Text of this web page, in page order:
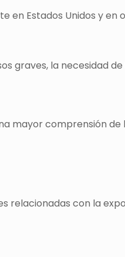
Estados Unidos y en
graves, la necesidad
mayor comprensión
con la